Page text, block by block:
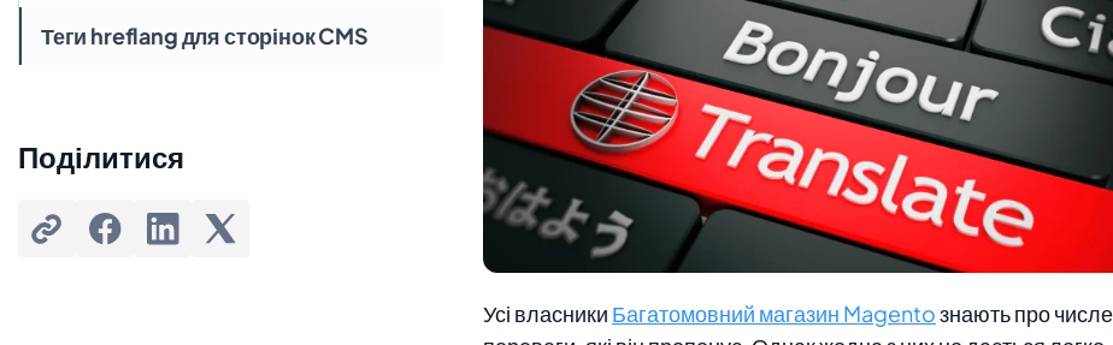
Усі власники Багатомовний магазин Magentoзнають про
Теги hreflang для сторінок CMS
Поділитися